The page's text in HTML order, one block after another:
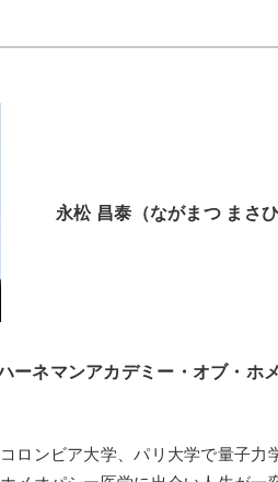
永松 昌泰（ながまつ まさひ
ーネマンアカデミー・オブ・ホ
ロンビア大学、パリ大学で量子